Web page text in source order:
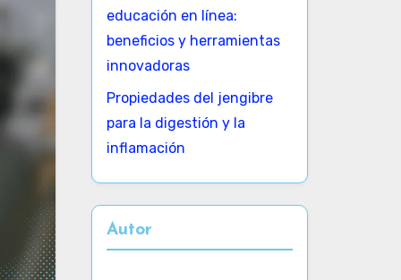
educación en línea:
beneficios y herramientas
innovadoras
Propiedades del jengibre
para la digestión y la
inflamación
Autor